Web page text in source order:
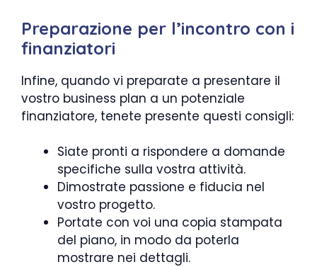
Preparazione per l’incontro con i
finanziatori
Infine, quando vi preparate a presentare il
vostro business plan a un potenziale
finanziatore, tenete presente questi consigli:
Siate pronti a rispondere a domande
specifiche sulla vostra attività.
Dimostrate passione e fiducia nel
vostro progetto.
Portate con voi una copia stampata
del piano, in modo da poterla
mostrare nei dettagli.